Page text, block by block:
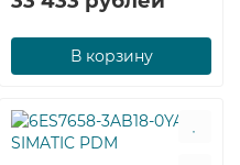
В корзину